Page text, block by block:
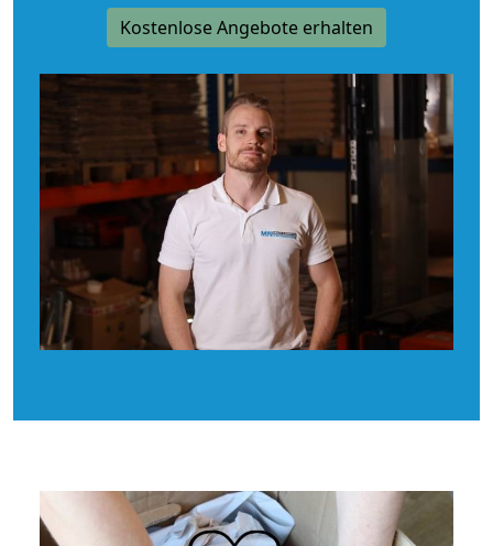
Kostenlose Angebote erhalten